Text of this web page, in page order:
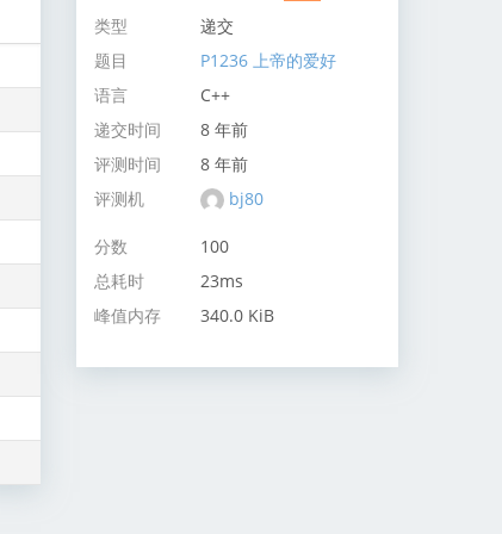
类型
递交
题目
P1236 上帝的爱好
语言
C++
递交时间
8 年前
评测时间
8 年前
评测机
bj80
分数
100
总耗时
23ms
峰值内存
340.0 KiB